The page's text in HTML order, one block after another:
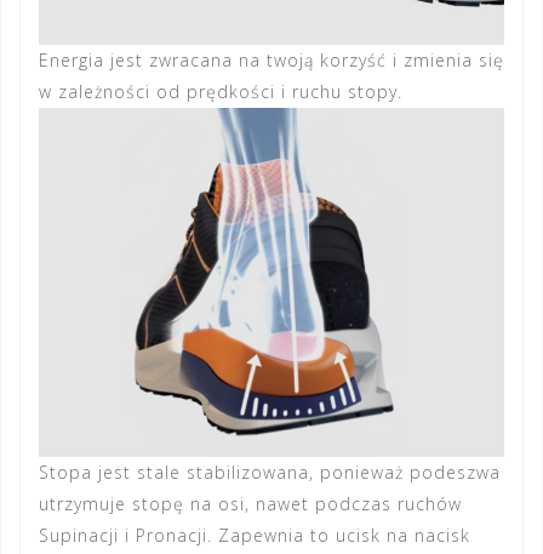
Energia jest zwracana na twoją korzyść i zmienia się
w zależności od prędkości i ruchu stopy.
Stopa jest stale stabilizowana, ponieważ podeszwa
utrzymuje stopę na osi, nawet podczas ruchów
Supinacji i Pronacji. Zapewnia to ucisk na nacisk